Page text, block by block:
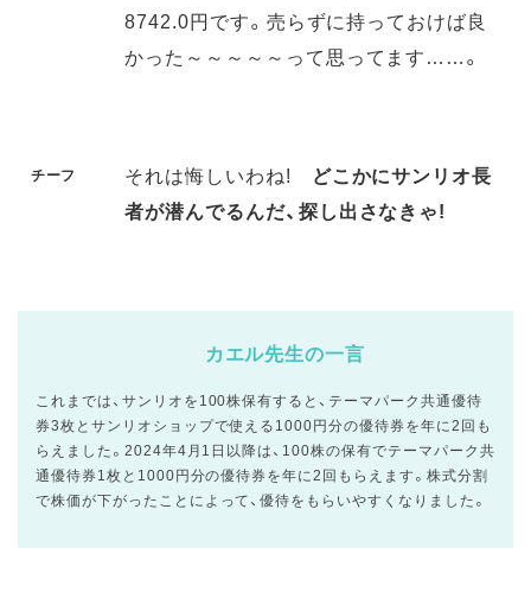
8742.0円です。売らずに持っておけば良
かった～～～～～って思ってます……。
チーフ それは悔しいわね! どこかにサンリオ長
者が潜んでるんだ、探し出さなきゃ!
カエル先生の一言
これまでは、サンリオを100株保有すると、テーマパーク共通優待
券3枚とサンリオショップで使える1000円分の優待券を年に2回も
らえました。2024年4月1日以降は、100株の保有でテーマパーク共
通優待券1枚と1000円分の優待券を年に2回もらえます。株式分割
で株価が下がったことによって、優待をもらいやすくなりました。